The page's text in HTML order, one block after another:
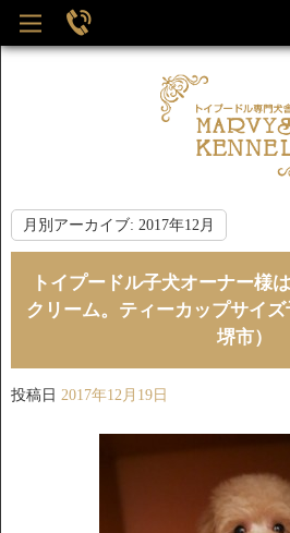
月別アーカイブ: 2017年12月
トイプードル子犬オーナー様
クリーム。ティーカップサイ
堺市）
投稿日 2017年12月19日